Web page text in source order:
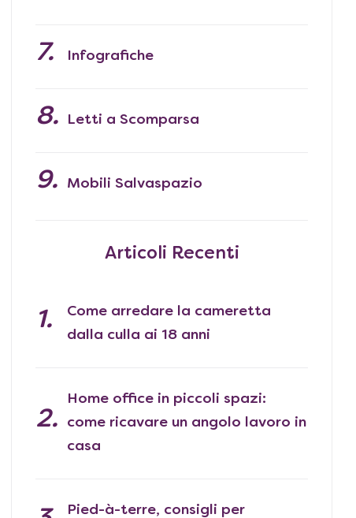
Infografiche
Letti a Scomparsa
Mobili Salvaspazio
Articoli Recenti
Come arredare la cameretta
dalla culla ai 18 anni
Home office in piccoli spazi:
come ricavare un angolo lavoro in
casa
Pied-à-terre, consigli per